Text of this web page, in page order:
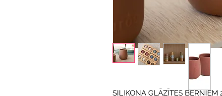
SILIKONA GLĀZĪTES BĒRNIEM